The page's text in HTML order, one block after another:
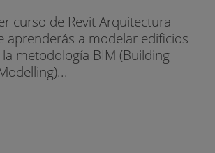
curso de Revit Arquitectura
aprenderás a modelar edificios
metodología BIM (Building